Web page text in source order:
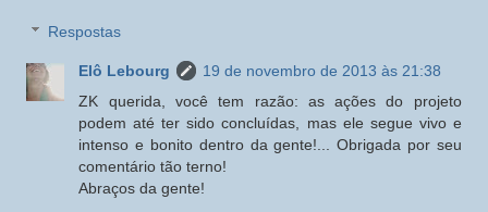
Respostas
Elô Lebourg
19 de novembro de 2013 às 21:38
ZK querida, você tem razão: as ações do projeto
podem até ter sido concluídas, mas ele segue vivo e
intenso e bonito dentro da gente!... Obrigada por seu
comentário tão terno!
Abraços da gente!